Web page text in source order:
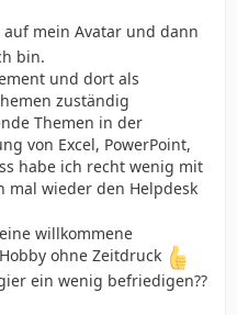
mein Avatar und dann
bin.
und dort als
zuständig
Themen in der
von Excel, PowerPoint,
habe ich recht wenig mit
mal wieder den Helpdesk
willkommene
ohne Zeitdruck
ein wenig befriedigen??